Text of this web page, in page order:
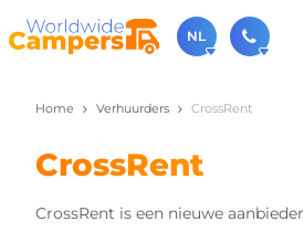
NL
030-6974964
sales@worldwidecampers.com
Home Verhuurders CrossRent
CrossRent
CrossRent is een nieuwe aanbieder